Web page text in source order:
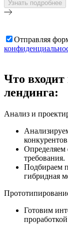
Отправляя
Что входит
лендинга:
Анализ и
требования.
Подбираем
гибридная
Готовим